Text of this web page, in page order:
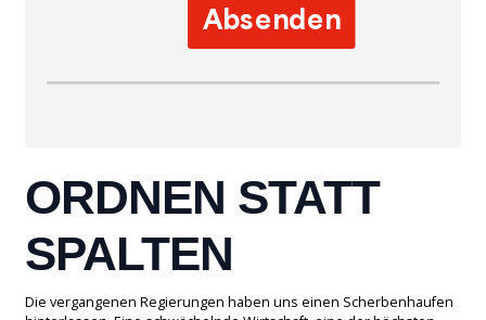
ORDNEN STATT
SPALTEN
Die vergangenen Regierungen haben uns einen Scherbenhaufen
Absenden